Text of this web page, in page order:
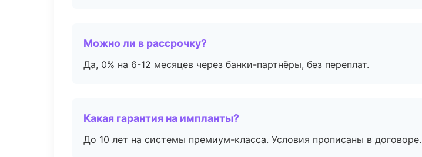
Можно ли в рассрочку?
Да, 0% на 6-12 месяцев через банки-партнёры, без переплат.
Какая гарантия на импланты?
До 10 лет на системы премиум-класса. Условия прописаны в договоре.